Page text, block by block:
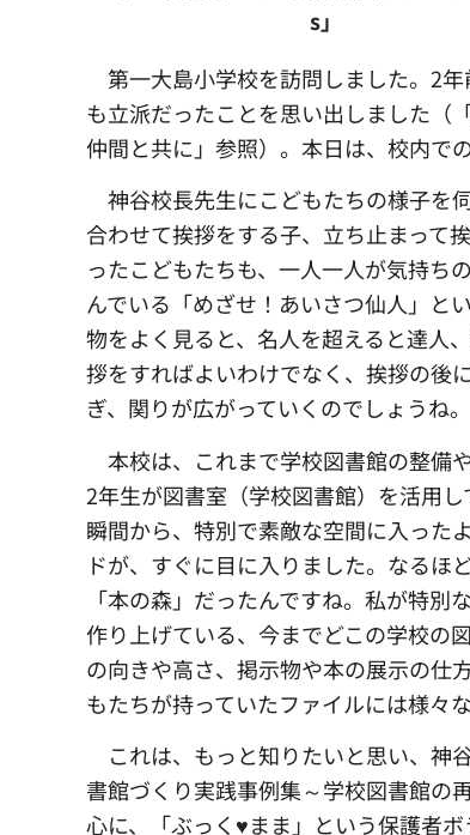
s」
第一大島小学校を訪問しました。2
も立派だったことを思い出しました（
仲間と共に」参照）。本日は、校内で
神谷校長先生にこどもたちの様子を
合わせて挨拶をする子、立ち止まって
ったこどもたちも、一人一人が気持ち
んでいる「めざせ！あいさつ仙人」と
物をよく見ると、名人を超えると達人
拶をすればよいわけでなく、挨拶の後
ぎ、関りが広がっていくのでしょうね。
本校は、これまで学校図書館の整備
2年生が図書室（学校図書館）を活用
瞬間から、特別で素敵な空間に入った
ドが、すぐに目に入りました。なるほ
「本の森」だったんですね。私が特
作り上げている、今までどこの学校の
の向きや高さ、掲示物や本の展示の仕
もたちが持っていたファイルには様々
これは、もっと知りたいと思い、神
書館づくり実践事例集～学校図書館の
心に、「ぶっく♥まま」という保護者